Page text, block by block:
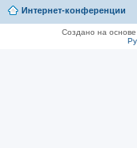
Интернет-конференции
Создано на основе